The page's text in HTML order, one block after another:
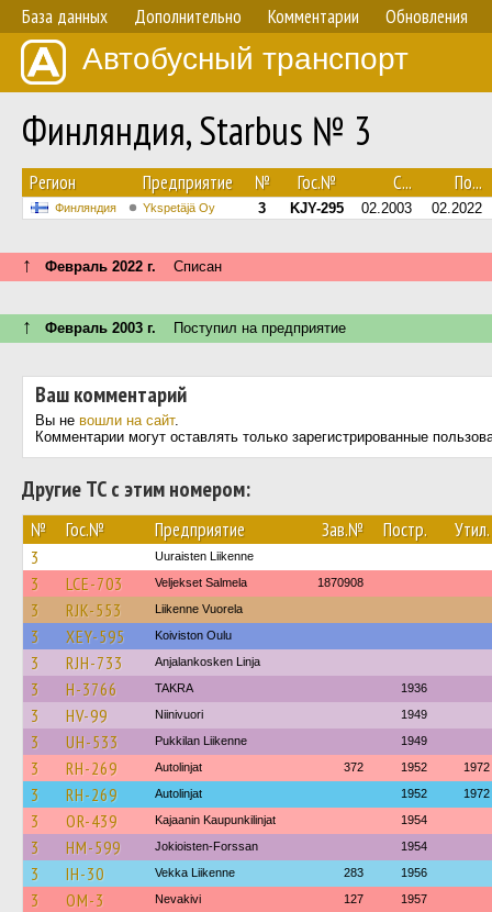
База данных Дополнительно Комментарии Обновления
Автобусный транспорт
Финляндия, Starbus № 3
Регион Предприятие № Гос.№ С... По...
Финляндия Ykspetäjä Oy 3 KJY-295 02.2003 02.2022
↑ Февраль 2022 г. Списан
↑ Февраль 2003 г. Поступил на предприятие
Ваш комментарий
Вы не вошли на сайт.
Комментарии могут оставлять только зарегистрированные
Другие ТС с этим номером:
№ Гос.№ Предприятие Зав.№ Постр. Утил.
3 Uuraisten Liikenne
3 LCE-703 Veljekset Salmela 1870908
3 RJK-553 Liikenne Vuorela
3 XEY-595 Koiviston Oulu
3 RJH-733 Anjalankosken Linja
3 H-3766 TAKRA 1936
3 HV-99 Niinivuori 1949
3 UH-533 Pukkilan Liikenne 1949
3 RH-269 Autolinjat 372 1952 1972
3 RH-269 Autolinjat 1952 1972
3 OR-439 Kajaanin Kaupunkilinjat 1954
3 HM-599 Jokioisten-Forssan 1954
3 IH-30 Vekka Liikenne 283 1956
3 OM-3 Nevakivi 127 1957